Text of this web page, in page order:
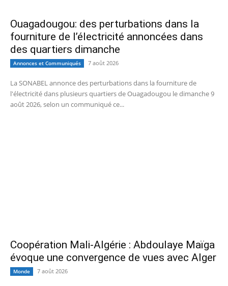
Ouagadougou: des perturbations dans la
fourniture de l’électricité annoncées dans
des quartiers dimanche
Annonces et Communiqués 7 août 2026
La SONABEL annonce des perturbations dans la fourniture de
l'électricité dans plusieurs quartiers de Ouagadougou le dimanche 9
août 2026, selon un communiqué ce...
Coopération Mali-Algérie : Abdoulaye Maïga
évoque une convergence de vues avec Alger
Monde 7 août 2026